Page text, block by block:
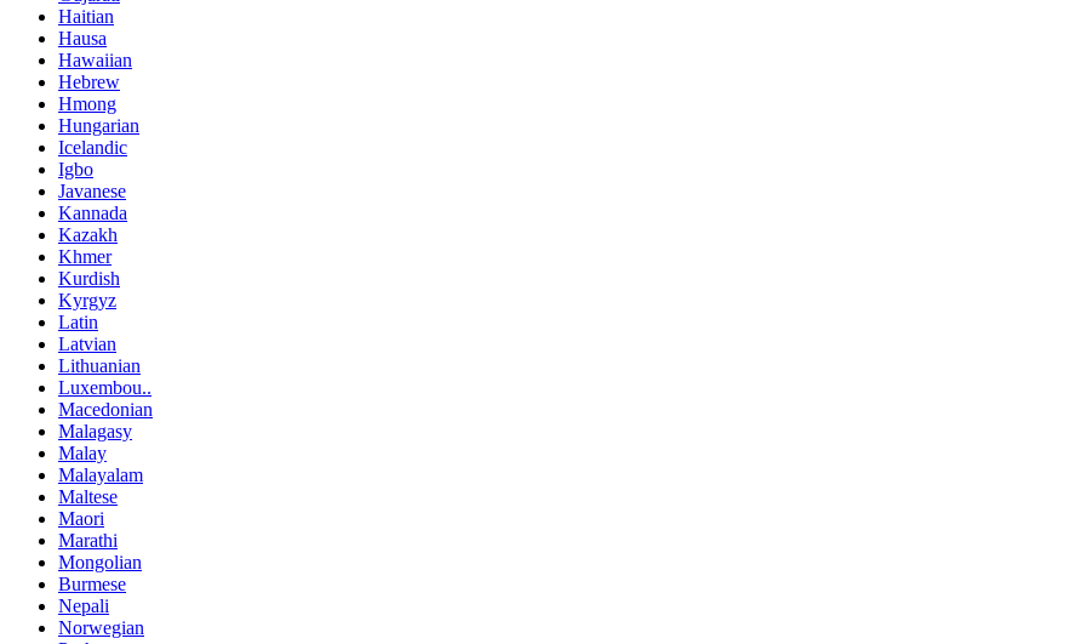
Haitian
Hausa
Hawaiian
Hebrew
Hmong
Hungarian
Icelandic
Igbo
Javanese
Kannada
Kazakh
Khmer
Kurdish
Kyrgyz
Latin
Latvian
Lithuanian
Luxembou..
Macedonian
Malagasy
Malay
Malayalam
Maltese
Maori
Marathi
Mongolian
Burmese
Nepali
Norwegian